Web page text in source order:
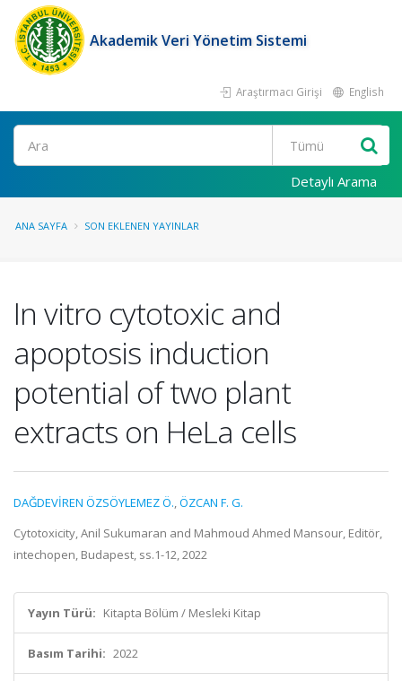
Akademik Veri Yönetim Sistemi
Araştırmacı Girişi English
Ara
Detaylı Arama
ANA SAYFA SON EKLENEN YAYINLAR
In vitro cytotoxic and
apoptosis induction
potential of two plant
extracts on HeLa cells
DAĞDEVİREN ÖZSÖYLEMEZ Ö.,ÖZCAN F. G.
Cytotoxicity, Anil Sukumaran and Mahmoud Ahmed Mansour, Editör,
intechopen, Budapest, ss.1-12, 2022
Yayın Türü: Kitapta Bölüm / Mesleki Kitap
Basım Tarihi: 2022